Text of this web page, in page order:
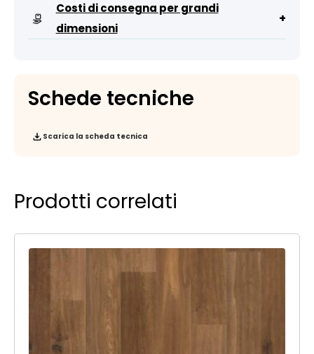
Costi di consegna per grandi
dimensioni
+
Schede tecniche
Scarica la scheda tecnica
Prodotti correlati